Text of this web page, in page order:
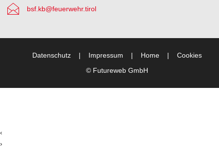
bsf.kb@feuerwehr.tirol
© Futureweb GmbH
Datenschutz Impressum Home Cookies
‹
›